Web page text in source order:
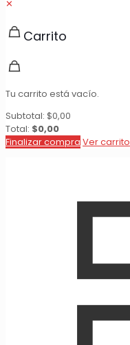
✕
Carrito
Tu carrito está vacío.
Subtotal: $0,00
Total: $0,00
Finalizar compra Ver carrito